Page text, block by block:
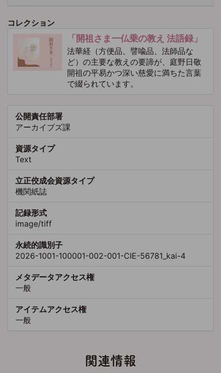
コレクション
「開祖さま一仏乗の教え 法語録」
法華経（方便品、譬喩品、法師品な
ど）の主要な教えの要諦が、庭野日敬
開祖の平易かつ深い慈愛に満ちた言葉
で綴られています。
公開責任部署
アーカイブズ課
資源タイプ
Text
立正佼成会資源タイプ
機関紙誌
記録形式
image/tiff
永続的識別子
2026-1001-100001-002-001-CIE-56781_kai-4
メタデータアクセス権
一般
アイテムアクセス権
一般
関連情報